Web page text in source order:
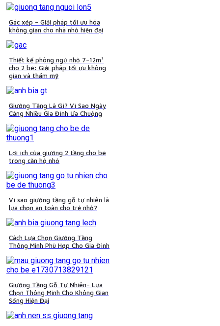
Gác xép – Giải pháp tối ưu hóa
không gian cho nhà nhỏ hiện đại
Thiết kế phòng ngủ nhỏ 7–12m²
cho 2 bé: Giải pháp tối ưu không
gian và thẩm mỹ
Giường Tầng Là Gì? Vì Sao Ngày
Càng Nhiều Gia Đình Ưa Chuộng
Lợi ích của giường 2 tầng cho bé
trong căn hộ nhỏ
Vì sao giường tầng gỗ tự nhiên là
lựa chọn an toàn cho trẻ nhỏ?
Cách Lựa Chọn Giường Tầng
Thông Minh Phù Hợp Cho Gia Đình
Giường Tầng Gỗ Tự Nhiên– Lựa
Chọn Thông Minh Cho Không Gian
Sống Hiện Đại